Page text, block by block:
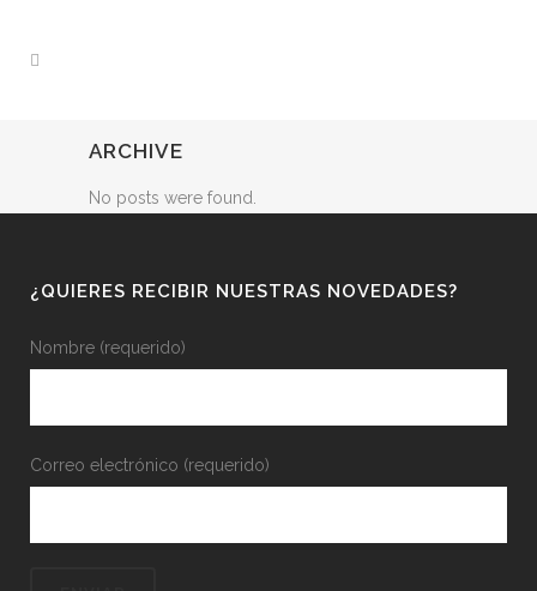
ARCHIVE
No posts were found.
¿QUIERES RECIBIR NUESTRAS NOVEDADES?
Nombre (requerido)
Correo electrónico (requerido)